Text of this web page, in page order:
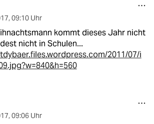
, 09:10 Uhr
kommt dieses Jahr nicht
nicht in Schulen...
2011/07/i
, 09:06 Uhr